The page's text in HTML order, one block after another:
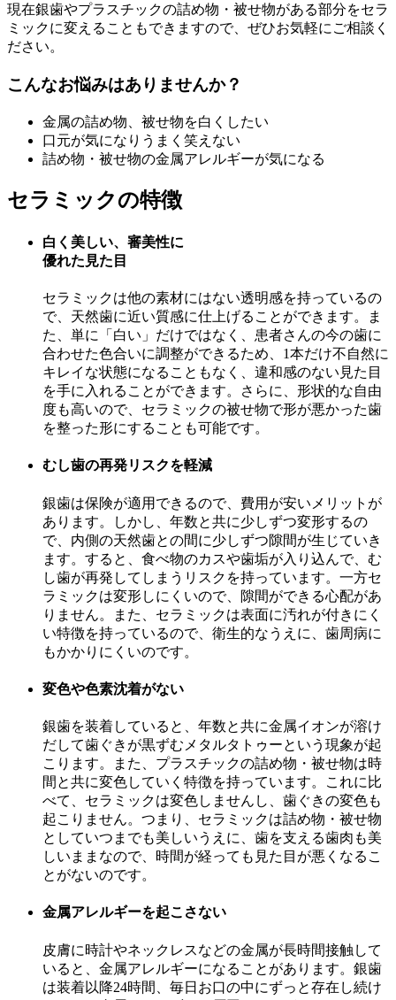
現在銀歯やプラスチックの詰め物・被せ物がある部分をセラ
ミックに変えることもできますので、ぜひお気軽にご相談く
ださい。
こんなお悩みはありませんか？
金属の詰め物、被せ物を白くしたい
口元が気になりうまく笑えない
詰め物・被せ物の金属アレルギーが気になる
セラミックの特徴
白く美しい、審美性に
優れた見た目
セラミックは他の素材にはない透明感を持っているの
で、天然歯に近い質感に仕上げることができます。ま
た、単に「白い」だけではなく、患者さんの今の歯に
合わせた色合いに調整ができるため、1本だけ不自然に
キレイな状態になることもなく、違和感のない見た目
を手に入れることができます。さらに、形状的な自由
度も高いので、セラミックの被せ物で形が悪かった歯
を整った形にすることも可能です。
むし歯の再発リスクを軽減
銀歯は保険が適用できるので、費用が安いメリットが
あります。しかし、年数と共に少しずつ変形するの
で、内側の天然歯との間に少しずつ隙間が生じていき
ます。すると、食べ物のカスや歯垢が入り込んで、む
し歯が再発してしまうリスクを持っています。一方セ
ラミックは変形しにくいので、隙間ができる心配があ
りません。また、セラミックは表面に汚れが付きにく
い特徴を持っているので、衛生的なうえに、歯周病に
もかかりにくいのです。
変色や色素沈着がない
銀歯を装着していると、年数と共に金属イオンが溶け
だして歯ぐきが黒ずむメタルタトゥーという現象が起
こります。また、プラスチックの詰め物・被せ物は時
間と共に変色していく特徴を持っています。これに比
べて、セラミックは変色しませんし、歯ぐきの変色も
起こりません。つまり、セラミックは詰め物・被せ物
としていつまでも美しいうえに、歯を支える歯肉も美
しいままなので、時間が経っても見た目が悪くなるこ
とがないのです。
金属アレルギーを起こさない
皮膚に時計やネックレスなどの金属が長時間接触して
いると、金属アレルギーになることがあります。銀歯
は装着以降24時間、毎日お口の中にずっと存在し続け